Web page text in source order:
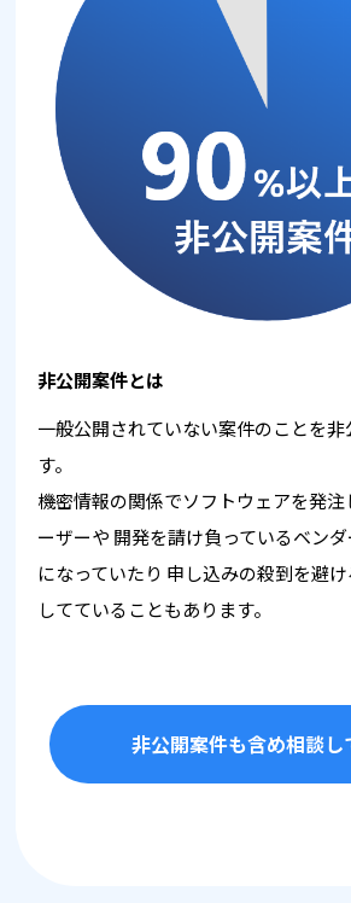
非公開案件とは
一般公開されていない案件のことを
す。
機密情報の関係でソフトウェアを発
ーザーや 開発を請け負っているベン
になっていたり 申し込みの殺到を避
してていることもあります。
非公開案件も含め相談し